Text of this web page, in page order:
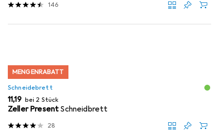
146
MENGENRABATT
Schneidebrett
EUR
11,19 bei 2 Stück
Zeller Present Schneidbrett
28